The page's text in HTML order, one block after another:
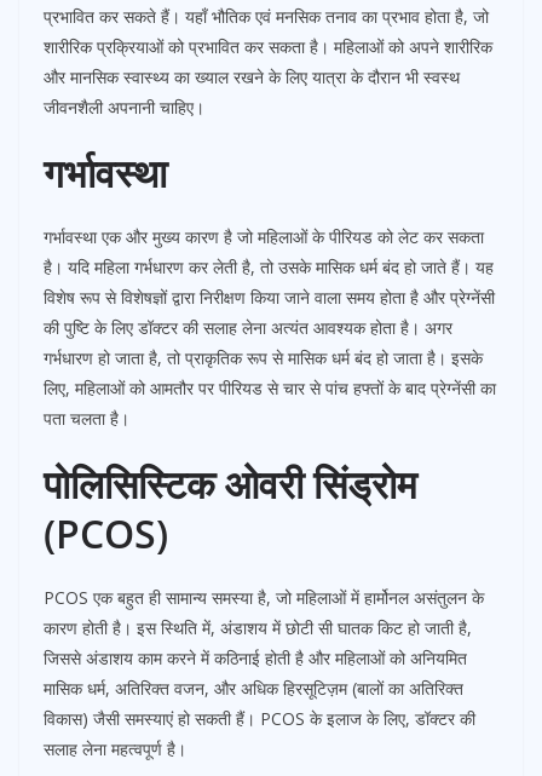
प्रभावित कर सकते हैं। यहाँ भौतिक एवं मनसिक तनाव का प्रभाव होता है, जो
शारीरिक प्रक्रियाओं को प्रभावित कर सकता है। महिलाओं को अपने शारीरिक
और मानसिक स्वास्थ्य का ख्याल रखने के लिए यात्रा के दौरान भी स्वस्थ
जीवनशैली अपनानी चाहिए।
गर्भावस्था
गर्भावस्था एक और मुख्य कारण है जो महिलाओं के पीरियड को लेट कर सकता
है। यदि महिला गर्भधारण कर लेती है, तो उसके मासिक धर्म बंद हो जाते हैं। यह
विशेष रूप से विशेषज्ञों द्वारा निरीक्षण किया जाने वाला समय होता है और प्रेग्नेंसी
की पुष्टि के लिए डॉक्टर की सलाह लेना अत्यंत आवश्यक होता है। अगर
गर्भधारण हो जाता है, तो प्राकृतिक रूप से मासिक धर्म बंद हो जाता है। इसके
लिए, महिलाओं को आमतौर पर पीरियड से चार से पांच हफ्तों के बाद प्रेग्नेंसी का
पता चलता है।
पोलिसिस्टिक ओवरी सिंड्रोम
(PCOS)
PCOS एक बहुत ही सामान्य समस्या है, जो महिलाओं में हार्मोनल असंतुलन के
कारण होती है। इस स्थिति में, अंडाशय में छोटी सी घातक किट हो जाती है,
जिससे अंडाशय काम करने में कठिनाई होती है और महिलाओं को अनियमित
मासिक धर्म, अतिरिक्त वजन, और अधिक हिरसूटिज़म (बालों का अतिरिक्त
विकास) जैसी समस्याएं हो सकती हैं। PCOS के इलाज के लिए, डॉक्टर की
सलाह लेना महत्वपूर्ण है।